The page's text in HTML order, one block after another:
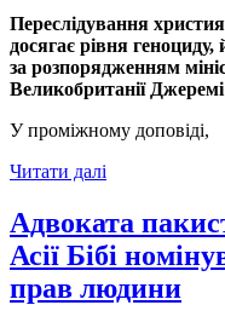
Переслідування
досягає рівня
за розпорядженням
Великобританії
У проміжному доповіді,
Читати далі
Адвоката
Асії Бібі
прав людини